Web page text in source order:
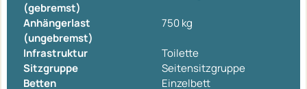
(gebremst)
Anhängerlast
(ungebremst)
750 kg
Infrastruktur
Toilette
Sitzgruppe
Seitensitzgruppe
Betten
Einzelbett